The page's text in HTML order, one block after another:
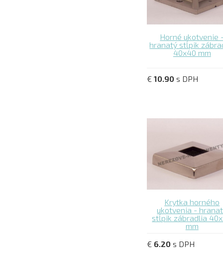
Horné ukotvenie
hranatý stĺpik
40x40 mm
€ 10.90 s DPH
Krytka horného
ukotvenia -
stĺpik zábradlia
mm
€ 6.20 s DPH